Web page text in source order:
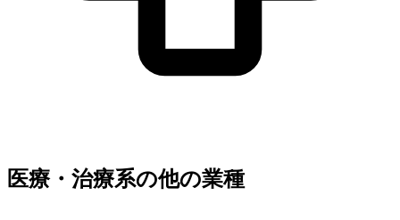
医療・治療系の他の業種